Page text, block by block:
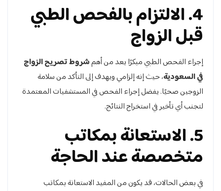
4. الالتزام بالفحص الطبي
قبل الزواج
إجراء الفحص الطبي مبكرًا يعد من أهمشروط تصريح الزواج
في السعودية، حيث إنه إلزامي ويهدف إلى التأكد من سلامة
الزوجين صحيًا. يفضل إجراء الفحص في المستشفيات المعتمدة
لتجنب أي تأخير في استخراج النتائج.
5. الاستعانة بمكاتب
متخصصة عند الحاجة
في بعض الحالات، قد يكون من المفيد الاستعانة بمكاتب